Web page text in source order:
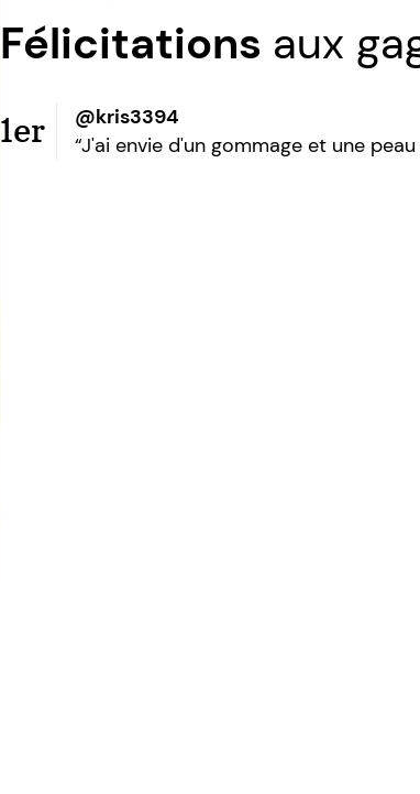
Félicitations aux
1er
@kris3394
“J'ai envie d'un gommage et une